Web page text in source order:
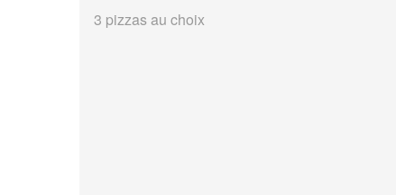
3 pizzas au choix